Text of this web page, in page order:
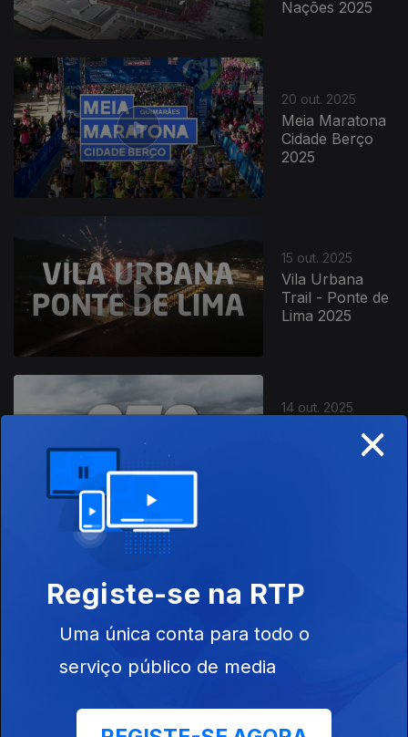
Nações 2025
20 out. 2025
Meia Maratona
Cidade Berço
2025
15 out. 2025
Vila Urbana
Trail - Ponte de
Lima 2025
14 out. 2025
Grande Trail
08 out. 2025
Meia Maratona
×
Registe-se na RTP
Uma única conta para todo o
serviço público de media